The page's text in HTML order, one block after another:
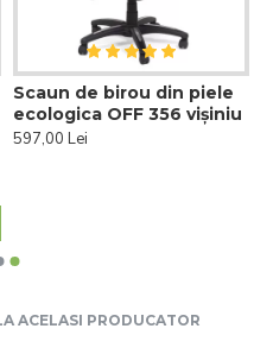
Scaun de birou din piele
ecologica OFF 356 vișiniu
597,00 Lei
ACELASI PRODUCATOR